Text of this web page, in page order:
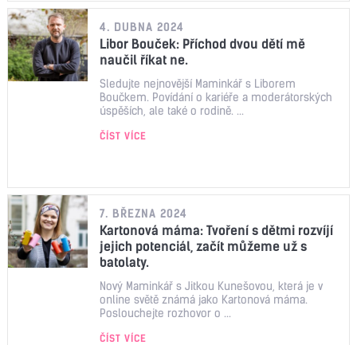
4. DUBNA 2024
Libor Bouček: Příchod dvou dětí mě
naučil říkat ne.
Sledujte nejnovější Maminkář s Liborem
Boučkem. Povídání o kariéře a moderátorských
úspěších, ale také o rodině. ...
ČÍST VÍCE
7. BŘEZNA 2024
Kartonová máma: Tvoření s dětmi rozvíjí
jejich potenciál, začít můžeme už s
batolaty.
Nový Maminkář s Jitkou Kunešovou, která je v
online světě známá jako Kartonová máma.
Poslouchejte rozhovor o ...
ČÍST VÍCE